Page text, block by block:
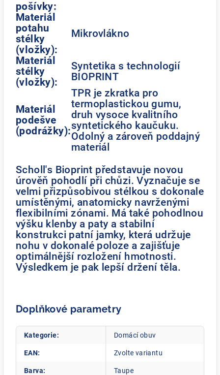
pošívky:
Materiál
potahu
stélky
(vložky):
Mikrovlákno
Materiál
stélky
(vložky):
Syntetika s technologií
BIOPRINT
Materiál
podešve
(podrážky):
TPR je zkratka pro
termoplastickou gumu,
druh vysoce kvalitního
syntetického kaučuku.
Odolný a zároveň poddajný
materiál
Scholl's Bioprint představuje novou
úrověň pohodlí při chůzi. Vyznačuje se
velmi přizpůsobivou stélkou s dokonale
umístěnými, anatomicky navrženými
flexibilními zónami. Má také pohodlnou
výšku klenby a paty a stabilní
konstrukci patní jamky, která udržuje
nohu v dokonalé poloze a zajišťuje
optimálnější rozložení hmotnosti.
Výsledkem je pak lepší držení těla.
Doplňkové parametry
Kategorie: Domácí obuv
EAN: Zvolte variantu
Barva: Taupe